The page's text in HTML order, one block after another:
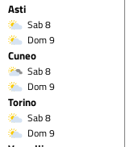
Asti
Sab 8
Dom 9
Cuneo
Sab 8
Dom 9
Torino
Sab 8
Dom 9